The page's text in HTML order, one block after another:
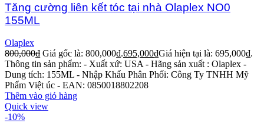
Tăng cường liên kết tóc tại nhà Olaplex NO0
155ML
Olaplex
800,000₫ Giá gốc là: 800,000₫.695,000₫Giá hiện tại là: 695,000₫.
Thông tin sản phẩm: - Xuất xứ: USA - Hãng sản xuất : Olaplex -
Dung tích: 155ML - Nhập Khẩu Phân Phối: Công Ty TNHH Mỹ
Phẩm Việt úc - EAN: 0850018802208
Thêm vào giỏ hàng
Quick view
-10%